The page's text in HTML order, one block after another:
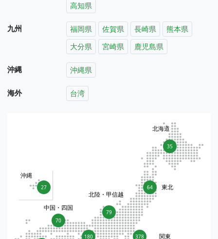
高知県
九州 福岡県 佐賀県 長崎県
熊本県
大分県
宮崎県 鹿児島県
沖縄 沖縄県
海外 台湾
35
北海道
64 東北
378 関東
79
北陸・甲信越
180
70
中国・四国
27
沖縄